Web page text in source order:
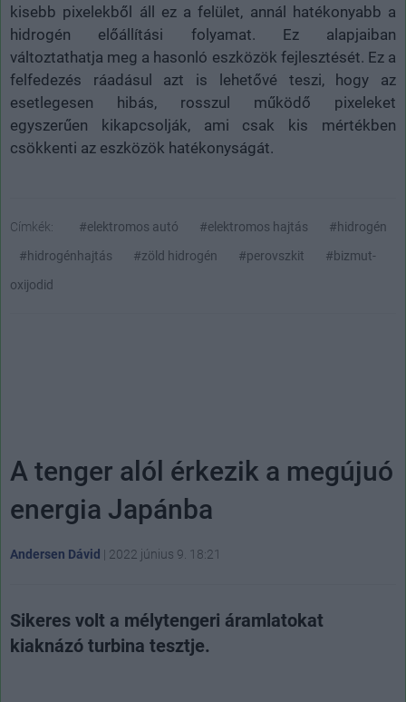
kisebb pixelekből áll ez a felület, annál hatékonyabb a
hidrogén előállítási folyamat. Ez alapjaiban
változtathatja meg a hasonló eszközök fejlesztését. Ez a
felfedezés ráadásul azt is lehetővé teszi, hogy az
esetlegesen hibás, rosszul működő pixeleket
egyszerűen kikapcsolják, ami csak kis mértékben
csökkenti az eszközök hatékonyságát.
Címkék: #elektromos autó #elektromos hajtás
#hidrogén
#hidrogénhajtás
#zöld hidrogén #perovszkit
#bizmut-
oxijodid
A tenger alól érkezik a megújuó
energia Japánba
Andersen Dávid | 2022 június 9. 18:21
Sikeres volt a mélytengeri áramlatokat
kiaknázó turbina tesztje.